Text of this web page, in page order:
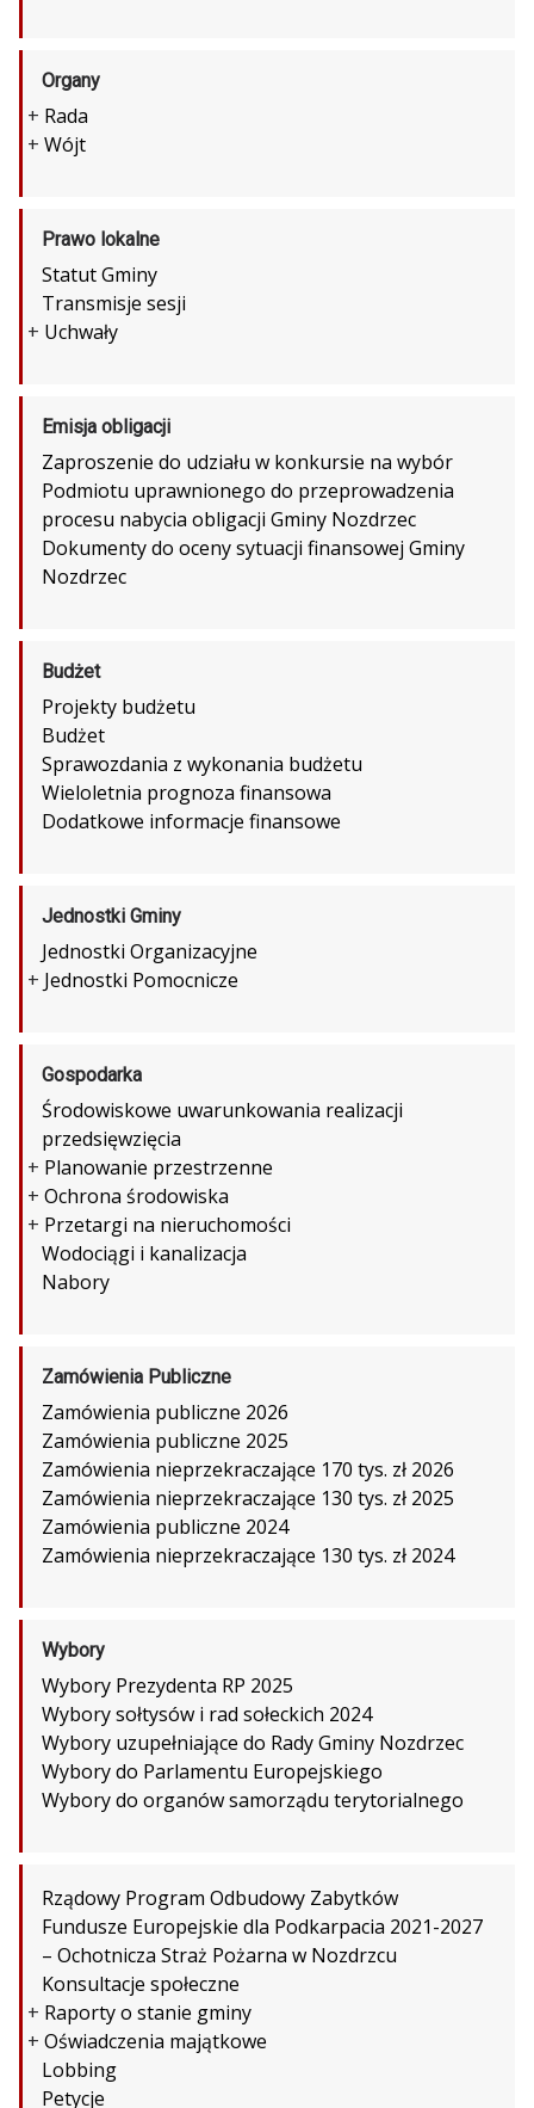
Organy
+ Rada
+ Wójt
Prawo lokalne
Statut Gminy
Transmisje sesji
+ Uchwały
Emisja obligacji
Zaproszenie do udziału w konkursie na wybór
Podmiotu uprawnionego do przeprowadzenia
procesu nabycia obligacji Gminy Nozdrzec
Dokumenty do oceny sytuacji finansowej Gminy
Nozdrzec
Budżet
Projekty budżetu
Budżet
Sprawozdania z wykonania budżetu
Wieloletnia prognoza finansowa
Dodatkowe informacje finansowe
Jednostki Gminy
Jednostki Organizacyjne
+ Jednostki Pomocnicze
Gospodarka
Środowiskowe uwarunkowania realizacji
przedsięwzięcia
+ Planowanie przestrzenne
+ Ochrona środowiska
+ Przetargi na nieruchomości
Wodociągi i kanalizacja
Nabory
Zamówienia Publiczne
Zamówienia publiczne 2026
Zamówienia publiczne 2025
Zamówienia nieprzekraczające 170 tys. zł 2026
Zamówienia nieprzekraczające 130 tys. zł 2025
Zamówienia publiczne 2024
Zamówienia nieprzekraczające 130 tys. zł 2024
Wybory
Wybory Prezydenta RP 2025
Wybory sołtysów i rad sołeckich 2024
Wybory uzupełniające do Rady Gminy Nozdrzec
Wybory do Parlamentu Europejskiego
Wybory do organów samorządu terytorialnego
Rządowy Program Odbudowy Zabytków
Fundusze Europejskie dla Podkarpacia 2021-2027
– Ochotnicza Straż Pożarna w Nozdrzcu
Konsultacje społeczne
+ Raporty o stanie gminy
+ Oświadczenia majątkowe
Lobbing
Petycje